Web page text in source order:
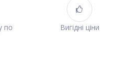
по
Вигідні ціни